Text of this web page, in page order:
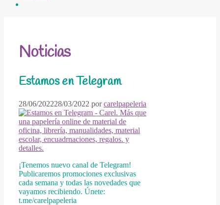
Noticias
Estamos en Telegram
28/06/202228/03/2022 porcarelpapeleria
¡Tenemos nuevo canal de Telegram!
Publicaremos promociones exclusivas
cada semana y todas las novedades que
vayamos recibiendo. Únete:
t.me/carelpapeleria